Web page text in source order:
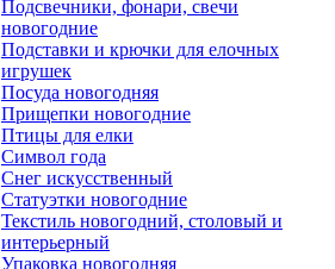
Подсвечники, фонари, свечи
новогодние
Подставки и крючки для елочных
игрушек
Посуда новогодняя
Прищепки новогодние
Птицы для елки
Символ года
Снег искусственный
Статуэтки новогодние
Текстиль новогодний, столовый и
интерьерный
Упаковка новогодняя